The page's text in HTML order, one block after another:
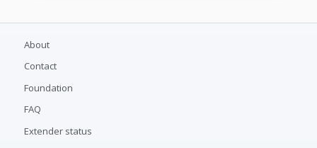
About
Contact
Foundation
FAQ
Extender status